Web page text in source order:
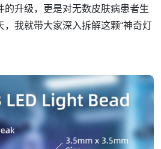
的升级，更是对无数皮肤病患者生
，我就带大家深入拆解这颗“神奇灯